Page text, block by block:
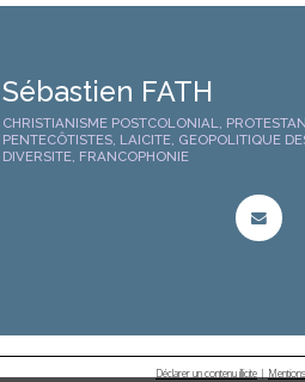
Sébastien FATH
CHRISTIANISME POSTCOLONIAL,
PENTECÔTISTES, LAICITE, GEOPOLITIQUE
DIVERSITE, FRANCOPHONIE
Déclarer un contenu illicite |